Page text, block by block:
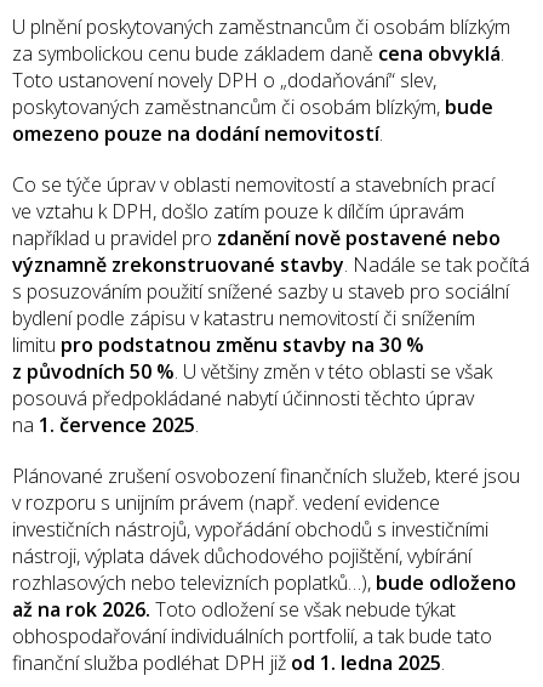
U plnění poskytovaných zaměstnancům či osobám blízkým
za symbolickou cenu bude základem daně cena obvyklá.
Toto ustanovení novely DPH o „dodaňování“ slev,
poskytovaných zaměstnancům či osobám blízkým, bude
omezeno pouze na dodání nemovitostí.
Co se týče úprav v oblasti nemovitostí a stavebních prací
ve vztahu k DPH, došlo zatím pouze k dílčím úpravám
například u pravidel pro zdanění nově postavené nebo
významně zrekonstruované stavby. Nadále se tak počítá
s posuzováním použití snížené sazby u staveb pro sociální
bydlení podle zápisu v katastru nemovitostí či snížením
limitu pro podstatnou změnu stavby na 30 %
z původních 50 %. U většiny změn v této oblasti se však
posouvá předpokládané nabytí účinnosti těchto úprav
na 1. července 2025.
Plánované zrušení osvobození finančních služeb, které jsou
v rozporu s unijním právem (např. vedení evidence
investičních nástrojů, vypořádání obchodů s investičními
nástroji, výplata dávek důchodového pojištění, vybírání
rozhlasových nebo televizních poplatků…), bude odloženo
až na rok 2026. Toto odložení se však nebude týkat
obhospodařování individuálních portfolií, a tak bude tato
finanční služba podléhat DPH již od 1. ledna 2025.